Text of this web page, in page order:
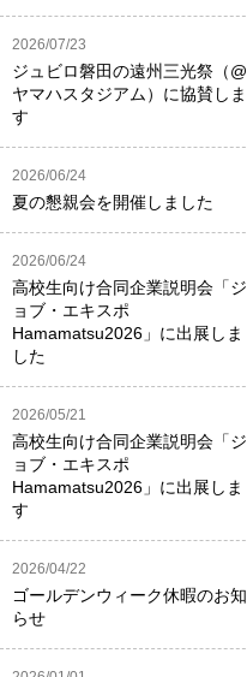
2026/07/23
ジュビロ磐田の遠州三光祭（@
ヤマハスタジアム）に協賛しま
す
2026/06/24
夏の懇親会を開催しました
2026/06/24
高校生向け合同企業説明会「ジ
ョブ・エキスポ
Hamamatsu2026」に出展しま
した
2026/05/21
高校生向け合同企業説明会「ジ
ョブ・エキスポ
Hamamatsu2026」に出展しま
す
2026/04/22
ゴールデンウィーク休暇のお知
らせ